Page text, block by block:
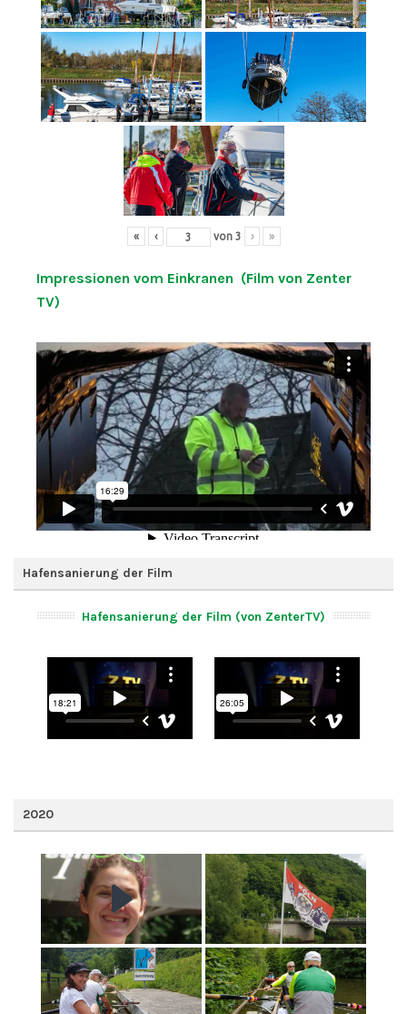
« ‹ von 3 › »
Impressionen vom Einkranen (Film von Zenter
TV)
Hafensanierung der Film
Hafensanierung der Film (von ZenterTV)
2020